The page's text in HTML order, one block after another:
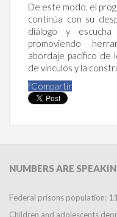
De este modo, el
continúa con su
diálogo y
promoviendo
abordaje pacífico de
de vínculos y la
fCompartir
NUMBERS ARE
Federal prisons population:
Children and adolescents